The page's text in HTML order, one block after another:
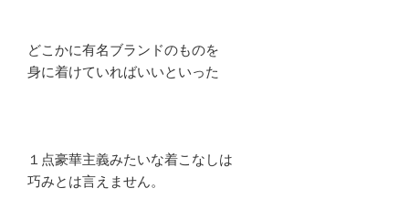
どこかに有名ブランドのものを
身に着けていればいいといった
１点豪華主義みたいな着こなしは
巧みとは言えません。